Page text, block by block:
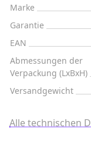
Marke
Garantie
EAN
Abmessungen der
Verpackung (LxBxH)
Versandgewicht
Alle technischen